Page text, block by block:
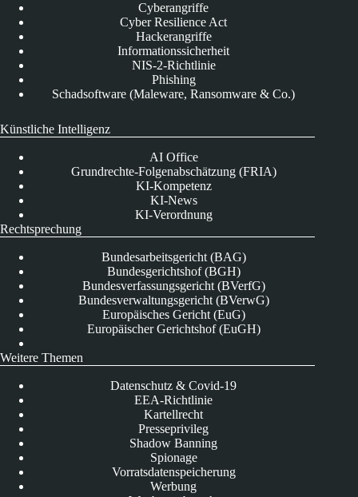
Cyberangriffe
Cyber Resilience Act
Hackerangriffe
Informationssicherheit
NIS-2-Richtlinie
Phishing
Schadsoftware (Maleware, Ransomware & Co.)
Künstliche Intelligenz
AI Office
Grundrechte-Folgenabschätzung (FRIA)
KI-Kompetenz
KI-News
KI-Verordnung
Rechtsprechung
Bundesarbeitsgericht (BAG)
Bundesgerichtshof (BGH)
Bundesverfassungsgericht (BVerfG)
Bundesverwaltungsgericht (BVerwG)
Europäisches Gericht (EuG)
Europäischer Gerichtshof (EuGH)
Weitere Themen
Datenschutz & Covid-19
EEA-Richtlinie
Kartellrecht
Presseprivileg
Shadow Banning
Spionage
Vorratsdatenspeicherung
Werbung